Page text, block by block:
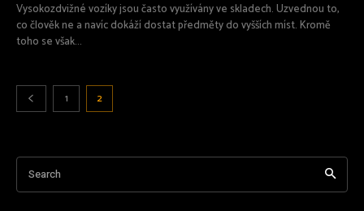
Vysokozdvižné vozíky jsou často využívány ve skladech. Uzvednou to,
co člověk ne a navíc dokáží dostat předměty do vyšších míst. Kromě
toho se však...
1 2
Search